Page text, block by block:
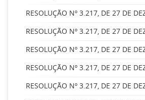
RESOLUÇÃO Nº 3.217, DE 27 DE
RESOLUÇÃO Nº 3.217, DE 27 DE
RESOLUÇÃO Nº 3.217, DE 27 DE
RESOLUÇÃO Nº 3.217, DE 27 DE
RESOLUÇÃO Nº 3.217, DE 27 DE